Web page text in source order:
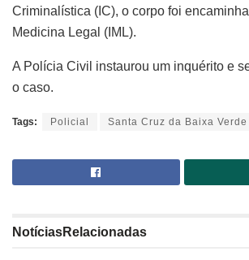
Criminalística (IC), o corpo foi
Medicina Legal (IML).
A Polícia Civil instaurou um inquérito e
o caso.
Tags: Policial Santa Cruz da Baixa Verde
NotíciasRelacionadas